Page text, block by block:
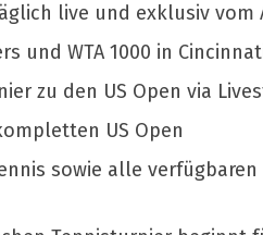
live und exklusiv vom
und WTA 1000 in
zu den US Open via
US Open
sowie alle